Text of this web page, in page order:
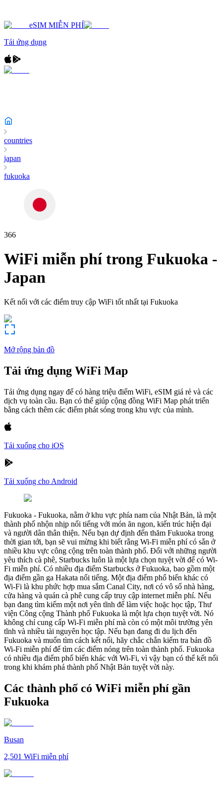
eSIM MIỄN PHÍ
Tải ứng dụng
countries
japan
fukuoka
366
WiFi miễn phí trong Fukuoka -
Japan
Kết nối với các điểm truy cập WiFi tốt nhất tại Fukuoka
Mở rộng bản đồ
Tải ứng dụng WiFi Map
Tải ứng dụng ngay để có hàng triệu điểm WiFi, eSIM giá rẻ và các
dịch vụ toàn cầu. Bạn có thể giúp cộng đồng WiFi Map phát triển
bằng cách thêm các điểm phát sóng trong khu vực của mình.
Tải xuống cho iOS
Tải xuống cho Android
Fukuoka - Fukuoka, nằm ở khu vực phía nam của Nhật Bản, là một
thành phố nhộn nhịp nổi tiếng với món ăn ngon, kiến trúc hiện đại
và người dân thân thiện. Nếu bạn dự định đến thăm Fukuoka trong
thời gian tới, bạn sẽ vui mừng khi biết rằng Wi-Fi miễn phí có sẵn ở
nhiều khu vực công cộng trên toàn thành phố. Đối với những người
yêu thích cà phê, Starbucks luôn là một lựa chọn tuyệt vời để có Wi-
Fi miễn phí. Có nhiều địa điểm Starbucks ở Fukuoka, bao gồm một
địa điểm gần ga Hakata nổi tiếng. Một địa điểm phổ biến khác có
Wi-Fi là khu phức hợp mua sắm Canal City, nơi có vô số nhà hàng,
cửa hàng và quán cà phê cung cấp truy cập internet miễn phí. Nếu
bạn đang tìm kiếm một nơi yên tĩnh để làm việc hoặc học tập, Thư
viện Công cộng Thành phố Fukuoka là một lựa chọn tuyệt vời. Nó
không chỉ cung cấp Wi-Fi miễn phí mà còn có một môi trường yên
tĩnh và nhiều tài nguyên học tập. Nếu bạn đang đi du lịch đến
Fukuoka và muốn tìm cách kết nối, hãy chắc chắn kiểm tra bản đồ
Wi-Fi miễn phí để tìm các điểm nóng trên toàn thành phố. Fukuoka
có nhiều địa điểm phổ biến khác với Wi-Fi, vì vậy bạn có thể kết nối
trong khi khám phá thành phố Nhật Bản tuyệt vời này.
Các thành phố có WiFi miễn phí gần
Fukuoka
Busan
2,501 WiFi miễn phí